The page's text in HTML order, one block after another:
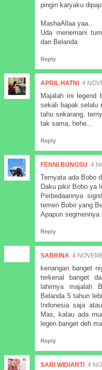
pingin karyaku
MashaAllaa yaa..
Uda menemani
dan Belanda.
Reply
APRIL HATNI 4
Majalah ini legend
sekali bapak selalu
tahu sekarang,
tak sama, hehe...
Reply
FENNI BUNGSU 4
Ternyata ada Bobo
Daku pikir Bobo ya
Perbedaannya
temen Bobo yang
Apapun
Reply
SABRINA 4
kenangan banget
terkenal banget
lahirnya majalah
Belanda 5 tahun
Indonesia saja
Mas, kalau ada
legen banget deh
Reply
SARI WIDIARTI 4